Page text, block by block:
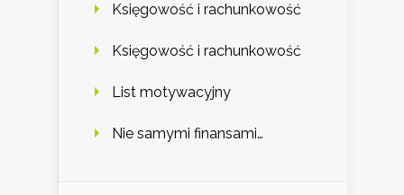
Księgowość i rachunkowość
Księgowość i rachunkowość
List motywacyjny
Nie samymi finansami…